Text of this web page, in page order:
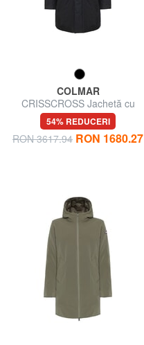
COLMAR
CRISSCROSS Jachetă cu
glugă
54% REDUCERI
RON 3617.94 RON 1680.27